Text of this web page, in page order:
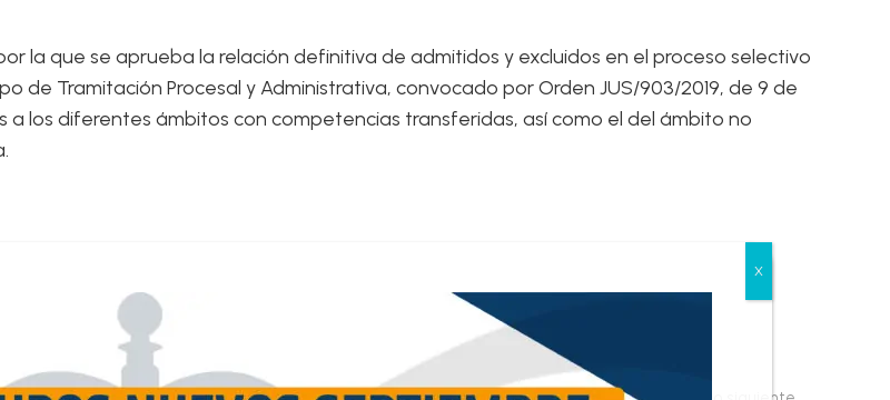
la que se aprueba la relación definitiva de admitidos y excluidos en el proceso selectivo
de Tramitación Procesal y Administrativa, convocado por Orden JUS/903/2019, de 9 de
los diferentes ámbitos con competencias transferidas, así como el del ámbito no